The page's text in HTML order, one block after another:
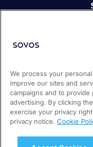
EU2020
We process your
improve our sites and
campaigns and to
advertising. By clicking
exercise your privacy
privacy notice. Cookie